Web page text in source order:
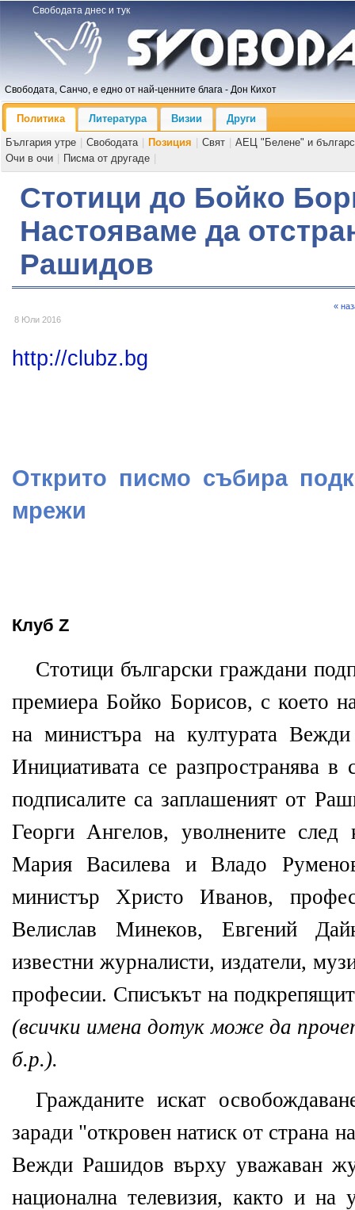
Свободата днес и тук
Свободата, Санчо, е едно от най-ценните блага - Дон Кихот
Политика Литература Визии
Други
България утре
Свободата Позиция Свят
АЕЦ "Белене" и
Очи в очи
Писма от другаде
Стотици до Бойко
Настояваме да
Рашидов
8 Юли 2016
«
http://clubz.bg
Открито писмо събира
мрежи
Клуб Z
Стотици български граждани
премиера Бойко Борисов, с което
на министъра на културата
Инициативата се разпространява
подписалите са заплашеният от
Георги Ангелов, уволнените
Мария Василева и Владо
министър Христо Иванов,
Велислав Минеков, Евгений
известни журналисти, издатели,
професии. Списъкът на
(всички имена дотук може да
б.р.).
Гражданите искат
заради "откровен натиск от страна
Вежди Рашидов върху уважаван
национална телевизия, както и на